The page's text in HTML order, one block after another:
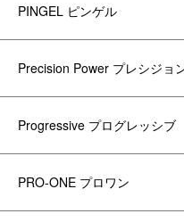
PINGEL ピンゲル
Precision Power プレシジョ
Progressive プログレッシブ
PRO-ONE プロワン